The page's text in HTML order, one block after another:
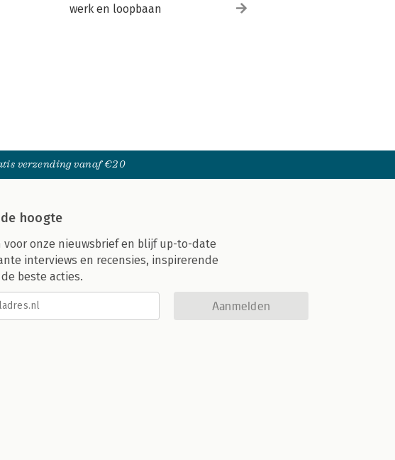
werk en loopbaan
verzending vanaf €20
hoogte
voor onze nieuwsbrief en blijf up-to-date
interviews en recensies, inspirerende
beste acties.
Aanmelden